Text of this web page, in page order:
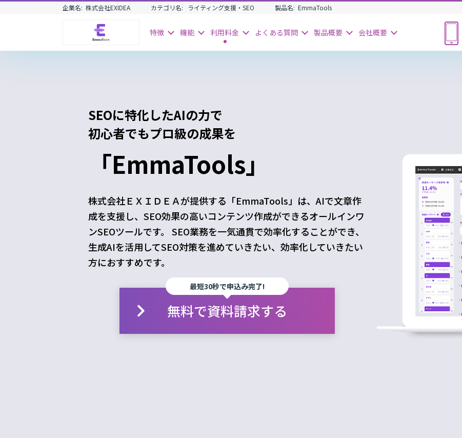
企業名: 株式会社EXIDEA カテゴリ名: ライティング支援・SEO 製品名: EmmaTools
特徴 機能 利用料金 よくある質問 製品概要 会社概要
SEOに特化したAIの力で
初心者でもプロ級の成果を
「EmmaTools」
株式会社ＥＸＩＤＥＡが提供する「EmmaTools」は、AIで文章作
成を支援し、SEO効果の高いコンテンツ作成ができるオールインワ
ンSEOツールです。 SEO業務を一気通貫で効率化することができ、
生成AIを活用してSEO対策を進めていきたい、効率化していきたい
方におすすめです。
最短30秒で申込み完了!
無料で資料請求する